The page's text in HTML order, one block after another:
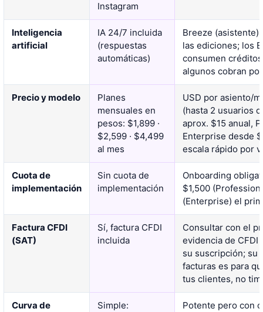
Instagram
Inteligencia
artificial
IA 24/7 incluida
(respuestas
automáticas)
Breeze (asistente)
las ediciones; los
consumen
algunos cobran
Precio y modelo
Planes
mensuales en
pesos: $1,899 ·
$2,599 · $4,499
al mes
USD por asiento/
(hasta 2 usuarios
aprox. $15 anual,
Enterprise desde
escala rápido por
Cuota de
implementación
Sin cuota de
implementación
Onboarding
$1,500
(Enterprise) el
Factura CFDI
(SAT)
Sí, factura CFDI
incluida
Consultar con el
evidencia de CFDI
su suscripción; su
facturas es para
tus clientes, no
Curva de
Simple:
Potente pero con